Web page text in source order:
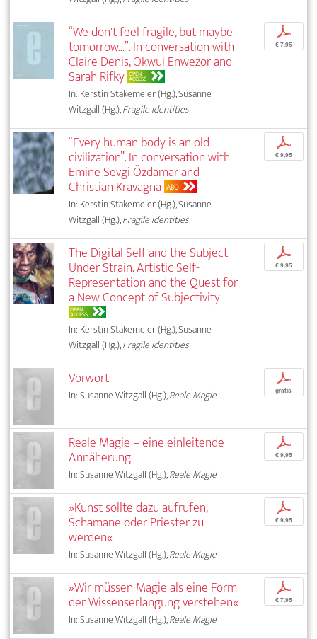
“We don't feel fragile, but maybe
tomorrow...”. In conversation with
Claire Denis, Okwui Enwezor and
Sarah Rifky OPEN
ACCESS
In: Kerstin Stakemeier (Hg.), Susanne
Witzgall (Hg.),Fragile Identities
p
€ 7,95
“Every human body is an old
civilization”. In conversation with
Emine Sevgi Özdamar and
Christian Kravagna ABO
In: Kerstin Stakemeier (Hg.), Susanne
Witzgall (Hg.),Fragile Identities
p
€ 9,95
The Digital Self and the Subject
Under Strain. Artistic Self-
Representation and the Quest for
a New Concept of Subjectivity
OPEN
ACCESS
In: Kerstin Stakemeier (Hg.), Susanne
Witzgall (Hg.),Fragile Identities
p
€ 9,95
Vorwort
In: Susanne Witzgall (Hg.),Reale Magie
p
gratis
Reale Magie – eine einleitende
Annäherung
In: Susanne Witzgall (Hg.),Reale Magie
p
€ 9,95
»Kunst sollte dazu aufrufen,
Schamane oder Priester zu
werden«
In: Susanne Witzgall (Hg.),Reale Magie
p
€ 9,95
»Wir müssen Magie als eine Form
der Wissenserlangung verstehen«
In: Susanne Witzgall (Hg.),Reale Magie
p
€ 7,95